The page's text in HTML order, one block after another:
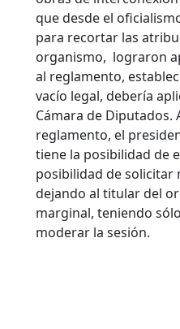
que desde el
para recortar las
organismo, lograron
al reglamento,
vacío legal, debería
Cámara de Diputados.
reglamento, el
tiene la posibilidad de
posibilidad de solicitar
dejando al titular del
marginal, teniendo
moderar la sesión.